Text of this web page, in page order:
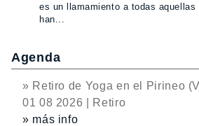
es un llamamiento a todas aquellas
han...
Agenda
» Retiro de Yoga en el Pirineo
01 08 2026 | Retiro
» más info